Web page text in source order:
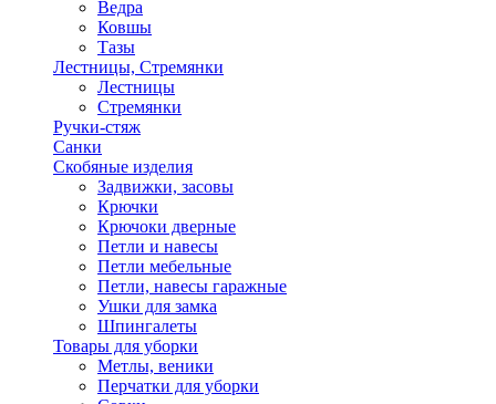
Ведра
Ковшы
Тазы
Лестницы, Стремянки
Лестницы
Стремянки
Ручки-стяж
Санки
Скобяные изделия
Задвижки, засовы
Крючки
Крючоки дверные
Петли и навесы
Петли мебельные
Петли, навесы гаражные
Ушки для замка
Шпингалеты
Товары для уборки
Метлы, веники
Перчатки для уборки